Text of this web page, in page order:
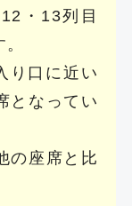
・13列目
り口に近い
となってい
の座席と比